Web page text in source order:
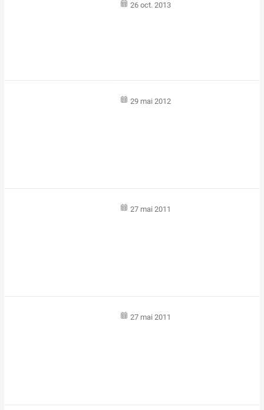
26 oct. 2013
29 mai 2012
27 mai 2011
27 mai 2011